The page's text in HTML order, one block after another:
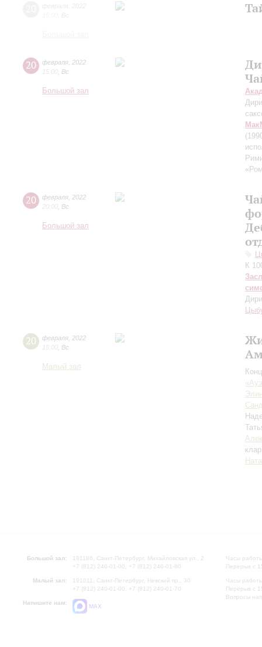
20 февраля 2022
15:00 Вс
Большой зал
20 февраля 2022
20:00 Вс
Большой зал
К
20 февраля 2022
15:00 Вс
Малый зал
Большой зал:
191186, Санкт-Петербург, Михайловская ул., 2
+7 (812) 240-01-00, +7 (812) 240-01-80
Малый зал:
191011, Санкт-Петербург, Невский пр., 30
+7 (812) 240-01-00, +7 (812) 240-01-70
Напишите нам:
MAX
Часы
Перерыв с
Часы
Перерыв с
Вопросы